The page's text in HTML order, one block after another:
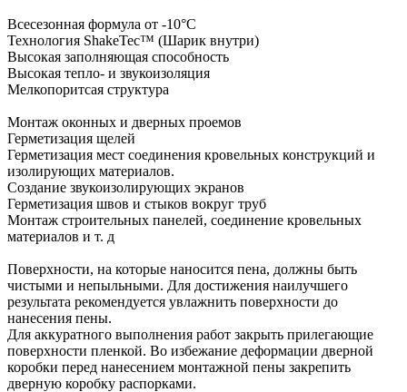
Всесезонная формула от -10°C
Технология ShakeTec™ (Шарик внутри)
Высокая заполняющая способность
Высокая тепло- и звукоизоляция
Мелкопоритсая структура
Монтаж оконных и дверных проемов
Герметизация щелей
Герметизация мест соединения кровельных конструкций и
изолирующих материалов.
Создание звукоизолирующих экранов
Герметизация швов и стыков вокруг труб
Монтаж строительных панелей, соединение кровельных
материалов и т. д
Поверхности, на которые наносится пена, должны быть
чистыми и непыльными. Для достижения наилучшего
результата рекомендуется увлажнить поверхности до
нанесения пены.
Для аккуратного выполнения работ закрыть прилегающие
поверхности пленкой. Во избежание деформации дверной
коробки перед нанесением монтажной пены закрепить
дверную коробку распорками.